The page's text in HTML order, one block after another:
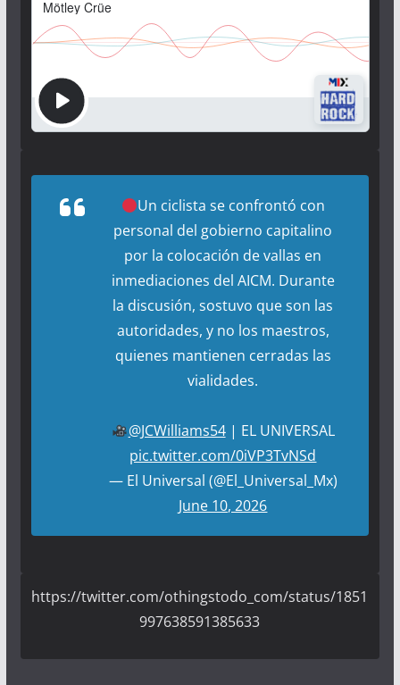
Un ciclista se confrontó con
personal del gobierno capitalino
por la colocación de vallas en
inmediaciones del AICM. Durante
la discusión, sostuvo que son las
autoridades, y no los maestros,
quienes mantienen cerradas las
vialidades.
@JCWilliams54| EL UNIVERSAL
pic.twitter.com/0iVP3TvNSd
— El Universal (@El_Universal_Mx)
June 10, 2026
https://twitter.com/othingstodo_com/status/1851
997638591385633